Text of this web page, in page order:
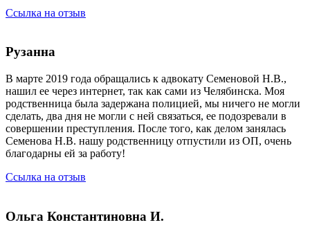
Ссылка на отзыв
Рузанна
В марте 2019 года обращались к адвокату Семеновой Н.В.,
нашил ее через интернет, так как сами из Челябинска. Моя
родственница была задержана полицией, мы ничего не могли
сделать, два дня не могли с ней связаться, ее подозревали в
совершении преступления. После того, как делом занялась
Семенова Н.В. нашу родственницу отпустили из ОП, очень
благодарны ей за работу!
Ссылка на отзыв
Ольга Константиновна И.